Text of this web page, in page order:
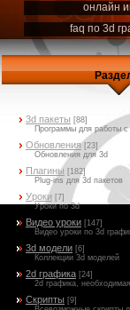
онлайн
faq по 3d
3d пакеты [88]
Программы для работы с
Обновления [23]
Обновления для 3d
Плагины [182]
Plug-ins для 3d пакетов
Уроки [7]
Уроки по 3d
Видео уроки [147]
Видео уроки по 3d
3d модели [6]
Коллекции 3d моделей
2d графика [24]
2d графика,
Скрипты [9]